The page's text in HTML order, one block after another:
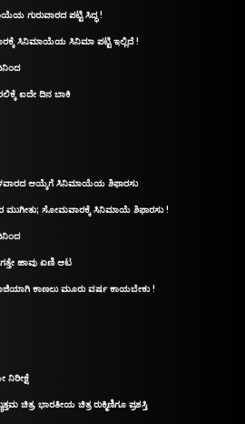
ಗುರುವಾರದ ಪಟ್ಟಿ ಸಿದ್ಧ !
ಸಿನಿಮಾಯೆಯ ಸಿನಿಮಾ ಪಟ್ಟಿ ಇಲ್ಲಿದೆ !
ಐದೇ ದಿನ ಬಾಕಿ
ಆಯ್ಕೆಗೆ ಸಿನಿಮಾಯೆಯ ಶಿಫಾರಸು
ಮುಗೀತು; ಸೋಮವಾರಕ್ಕೆ ಸಿನಿಮಾಯೆ ಶಿಫಾರಸು !
ಹಾವು ಏಣಿ ಆಟ
ಕಾಣಲು ಮೂರು ವರ್ಷ ಕಾಯಬೇಕು !
ನಿರೀಕ್ಷೆ
ಚಿತ್ರ, ಭಾರತೀಯ ಚಿತ್ರ ರುಕ್ಮಿಣಿಗೂ ಪ್ರಶಸ್ತಿ